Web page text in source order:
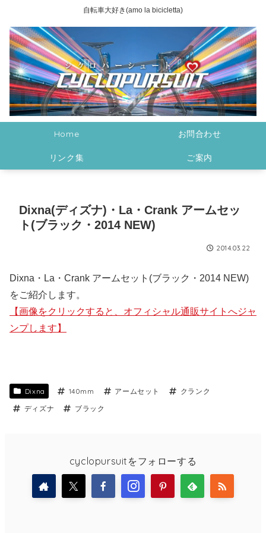
自転車大好き(amo la bicicletta)
Home お問合わせ
リンク集 ご案内
Dixna(ディズナ)・La・Crank アームセッ
ト(ブラック・2014 NEW)
2014.03.22
Dixna・La・Crank アームセット(ブラック・2014 NEW)
をご紹介します。
【画像をクリックすると、オフィシャル通販サイトへジャ
ンプします】
Dixna 140mm アームセット
クランク
ディズナ
ブラック
cyclopursuitをフォローする